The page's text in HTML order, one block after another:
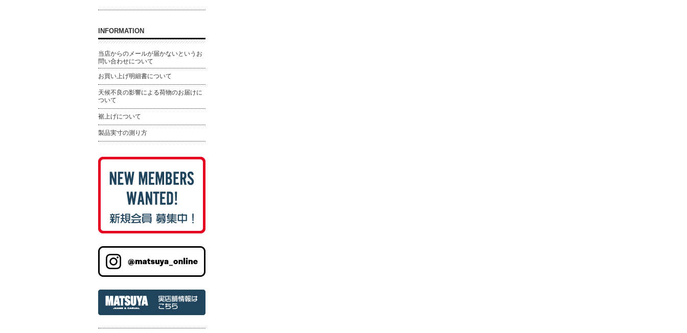
INFORMATION
当店からのメールが届かないというお
問い合わせについて
お買い上げ明細書について
天候不良の影響による荷物のお届けに
ついて
裾上げについて
製品実寸の測り方